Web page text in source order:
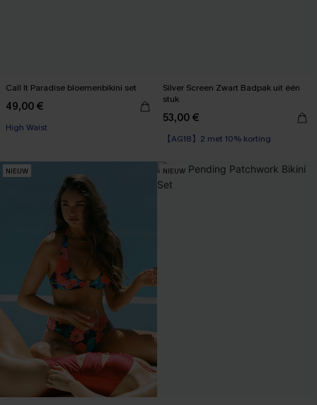
Call It Paradise bloemenbikini set
49,00 €
High Waist
Silver Screen Zwart Badpak uit één
stuk
53,00 €
【AG18】2 met 10% korting
NIEUW NIEUW